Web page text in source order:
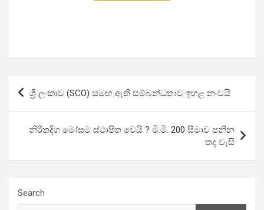
Post
navigation
ශ්‍රී ලංකාව (SCO) සමඟ ඇති සම්බන්ධතාව ඉහළ නංවයි
නිරිතදිග මෝසම ස්ථාපිත වෙයි ? මි.මී. 200 සීමාව පනින
තද වැසි
Search